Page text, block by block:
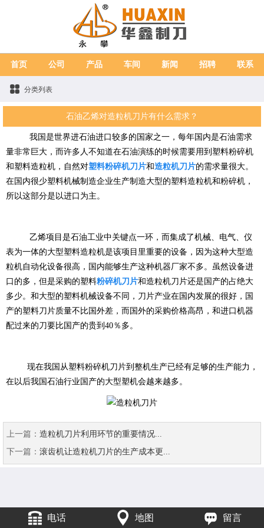
首页 公司 产品 车间 新闻 招聘 联系
分类列表
石油乙烯对造粒机刀片有什么需求？
我国是世界进石油进口较多的国家之一，每年国内是石油需求
量非常巨大，而许多人不知道在石油演练的时候需要用到塑料粉碎机
和塑料造粒机，自然对塑料粉碎机刀片和造粒机刀片的需求量很大。
在国内很少塑料机械制造企业生产制造大型的塑料造粒机和粉碎机，
所以这部分是以进口为主。
乙烯项目是石油工业中关键点一环，而集成了机械、电气、仪
表为一体的大型塑料造粒机是该项目里重要的设备，因为这种大型造
粒机自动化设备很高，国内能够生产这种机器厂家不多。虽然设备进
口的多，但是采购的塑料粉碎机刀片和造粒机刀片还是国产的占绝大
多少。和大型的塑料机械设备不同，刀片产业在国内发展的很好，国
产的塑料刀片质量不比国外差，而国外的采购价格高昂，和进口机器
配过来的刀要比国产的贵到40％多。
现在我国从塑料粉碎机刀片到整机生产已经有足够的生产能力，
在以后我国石油行业国产的大型塑机会越来越多。
上一篇： 造粒机刀片利用环节的重要情况...
下一篇： 滚齿机让造粒机刀片的生产成本更...
电话 地图 留言